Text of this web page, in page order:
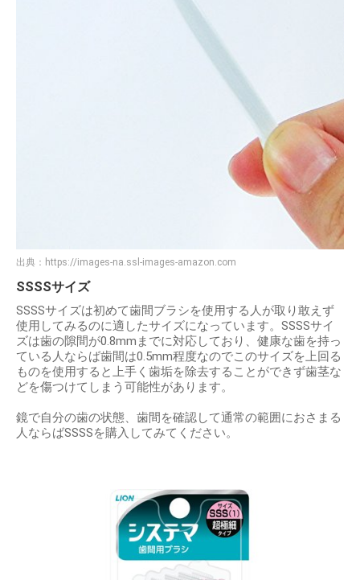
出典： https://images-na.ssl-images-amazon.com
SSSSサイズ
SSSSサイズは初めて歯間ブラシを使用する人が取り敢えず
使用してみるのに適したサイズになっています。SSSSサイ
ズは歯の隙間が0.8mmまでに対応しており、健康な歯を持っ
ている人ならば歯間は0.5mm程度なのでこのサイズを上回る
ものを使用すると上手く歯垢を除去することができず歯茎な
どを傷つけてしまう可能性があります。
鏡で自分の歯の状態、歯間を確認して通常の範囲におさまる
人ならばSSSSを購入してみてください。